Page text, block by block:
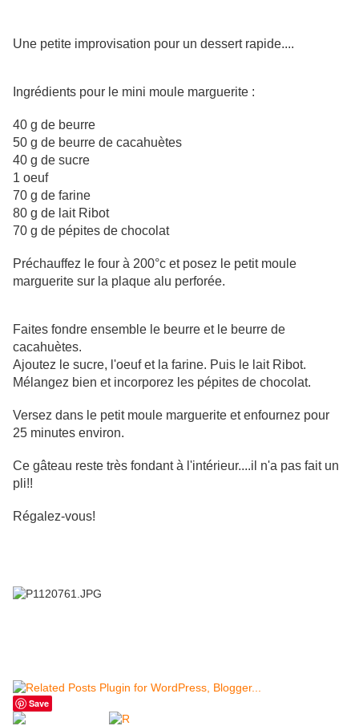
Une petite improvisation pour un dessert rapide....
Ingrédients pour le mini moule marguerite :
40 g de beurre
50 g de beurre de cacahuètes
40 g de sucre
1 oeuf
70 g de farine
80 g de lait Ribot
70 g de pépites de chocolat
Préchauffez le four à 200°c et posez le petit moule
marguerite sur la plaque alu perforée.
Faites fondre ensemble le beurre et le beurre de
cacahuètes.
Ajoutez le sucre, l'oeuf et la farine. Puis le lait Ribot.
Mélangez bien et incorporez les pépites de chocolat.
Versez dans le petit moule marguerite et enfournez pour
25 minutes environ.
Ce gâteau reste très fondant à l'intérieur....il n'a pas fait un
pli!!
Régalez-vous!
Save